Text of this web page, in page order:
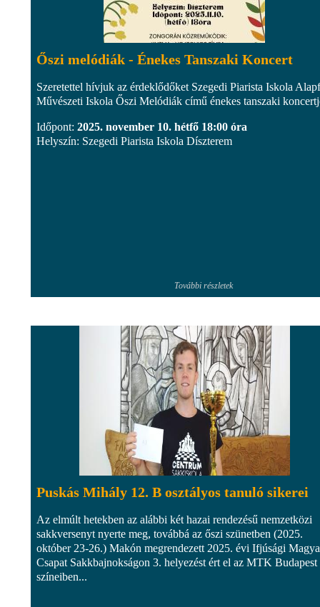
Őszi melódiák - Énekes Tanszaki Koncert
Szeretettel hívjuk az érdeklődőket Szegedi Piarista Iskola
Művészeti Iskola Őszi Melódiák című énekes tanszaki
Időpont: 2025. november 10. hétfő 18:00 óra
Helyszín: Szegedi Piarista Iskola Díszterem
További részletek
Puskás Mihály 12. B osztályos tanuló sikerei
Az elmúlt hetekben az alábbi két hazai rendezésű nemzetközi
sakkversenyt nyerte meg, továbbá az őszi szünetben (2025.
október 23-26.) Makón megrendezett 2025. évi Ifjúsági
Csapat Sakkbajnokságon 3. helyezést ért el az MTK Budapest
színeiben...